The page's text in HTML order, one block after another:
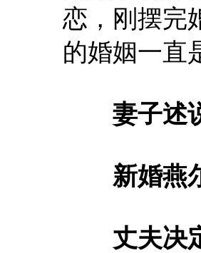
恋，刚摆完
的婚姻一直
妻子述
新婚燕
丈夫决